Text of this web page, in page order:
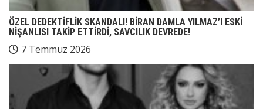
ÖZEL DEDEKTİFLİK SKANDALI! BİRAN DAMLA YILMAZ’I ESKİ
NİŞANLISI TAKİP ETTİRDİ, SAVCILIK DEVREDE!
7 Temmuz 2026